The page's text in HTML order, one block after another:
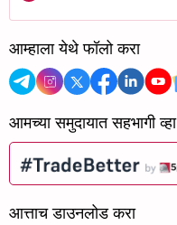
आम्हाला येथे फॉलो करा
आमच्या समुदायात सहभागी व्हा
आत्ताच डाउनलोड करा